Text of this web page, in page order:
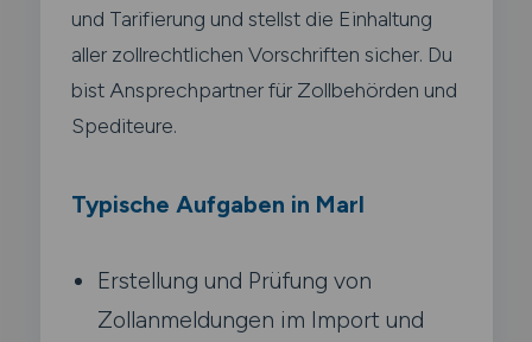
und Tarifierung und stellst die Einhaltung
aller zollrechtlichen Vorschriften sicher. Du
bist Ansprechpartner für Zollbehörden und
Spediteure.
Typische Aufgaben in Marl
Erstellung und Prüfung von
Zollanmeldungen im Import und